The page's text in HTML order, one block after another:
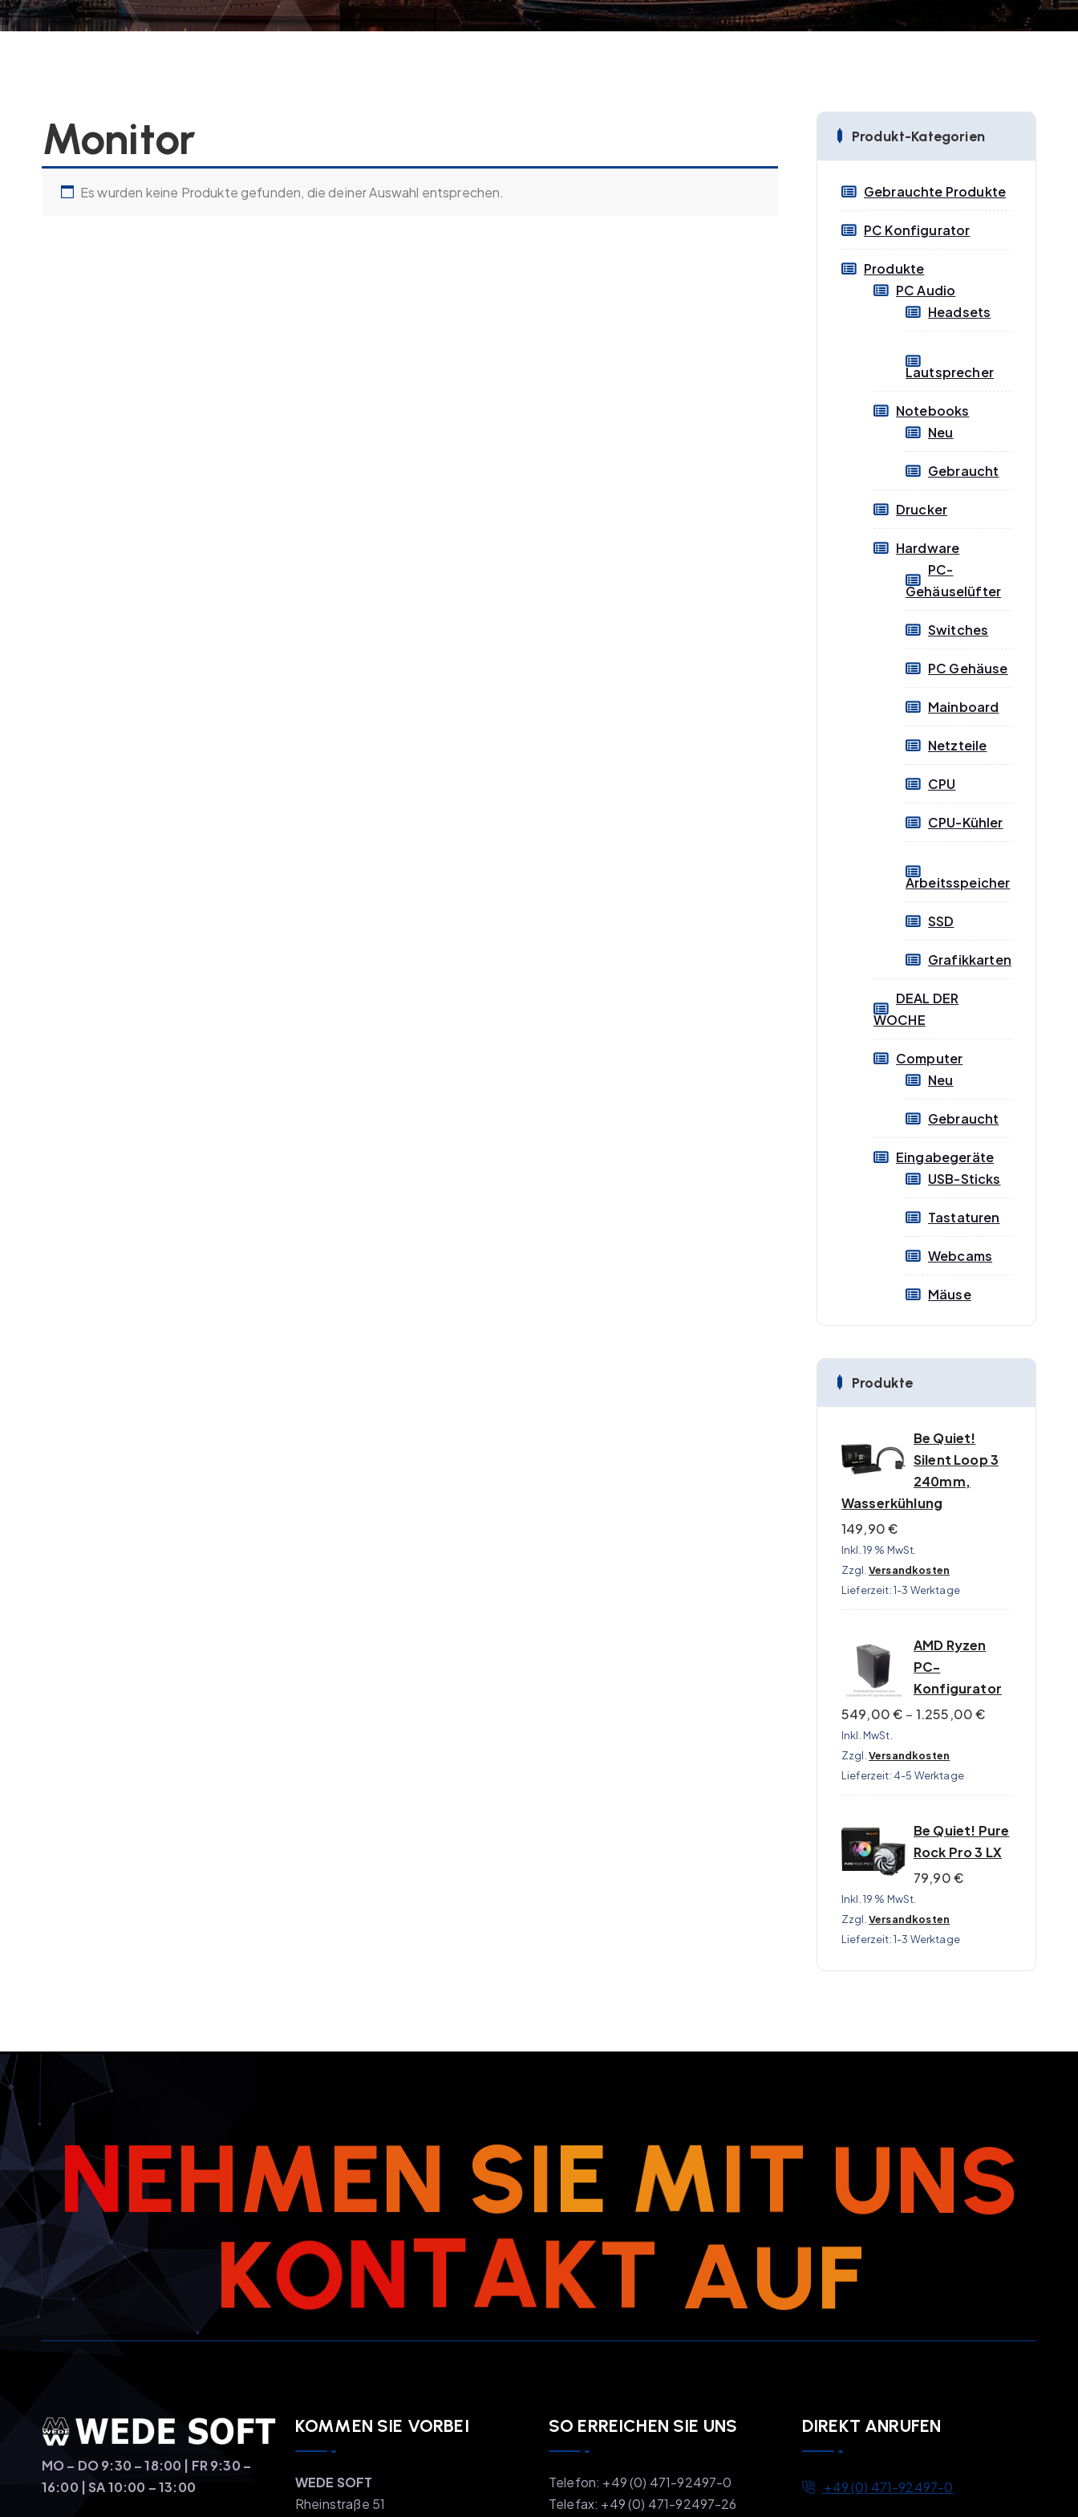
Monitor
Es wurden keine Produkte gefunden, die deiner Auswahl entsprechen.
Produkt-Kategorien
Gebrauchte Produkte
PC Konfigurator
Produkte
PC Audio
Headsets
Lautsprecher
Notebooks
Neu
Gebraucht
Drucker
Hardware
PC-
Gehäuselüfter
Switches
PC Gehäuse
Mainboard
Netzteile
CPU
CPU-Kühler
Arbeitsspeicher
SSD
Grafikkarten
DEAL DER
WOCHE
Computer
Neu
Gebraucht
Eingabegeräte
USB-Sticks
Tastaturen
Webcams
Mäuse
Produkte
Be Quiet!
Silent Loop 3
240mm,
Wasserkühlung
149,90€
Inkl. 19 % MwSt.
Zzgl. Versandkosten
Lieferzeit:1-3 Werktage
AMD Ryzen
PC-
Konfigurator
549,00€ – 1.255,00€
Inkl. MwSt.
Zzgl. Versandkosten
Lieferzeit: 4-5 Werktage
Be Quiet! Pure
Rock Pro 3 LX
79,90€
Inkl. 19 % MwSt.
Zzgl. Versandkosten
Lieferzeit:1-3 Werktage
NEHMEN SIE MIT UNS
KONTAKT AUF
MO – DO 9:30 – 18:00 | FR 9:30 –
16:00 | SA 10:00 – 13:00
KOMMEN SIE VORBEI
WEDE SOFT
Rheinstraße 51
SO ERREICHEN SIE UNS
Telefon: +49 (0) 471-92497-0
Telefax: +49 (0) 471-92497-26
DIREKT ANRUFEN
+49 (0) 471-92497-0